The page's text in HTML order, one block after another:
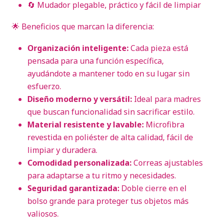
🔄 Mudador plegable, práctico y fácil de limpiar
🌟 Beneficios que marcan la diferencia:
Organización inteligente:Cada pieza está
pensada para una función específica,
ayudándote a mantener todo en su lugar sin
esfuerzo.
Diseño moderno y versátil: Ideal para madres
que buscan funcionalidad sin sacrificar estilo.
Material resistente y lavable: Microfibra
revestida en poliéster de alta calidad, fácil de
limpiar y duradera.
Comodidad personalizada:Correas ajustables
para adaptarse a tu ritmo y necesidades.
Seguridad garantizada: Doble cierre en el
bolso grande para proteger tus objetos más
valiosos.